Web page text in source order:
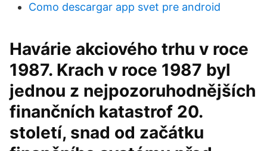
Como descargar app svet pre android
Havárie akciového trhu v roce
1987. Krach v roce 1987 byl
jednou z nejpozoruhodnějších
finančních katastrof 20.
století, snad od začátku